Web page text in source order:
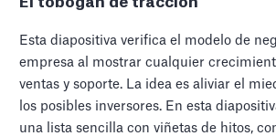
Esta diapositiva verifica el modelo de
empresa al mostrar cualquier
ventas y soporte. La idea es aliviar el
los posibles inversores. En esta
una lista sencilla con viñetas de hitos,